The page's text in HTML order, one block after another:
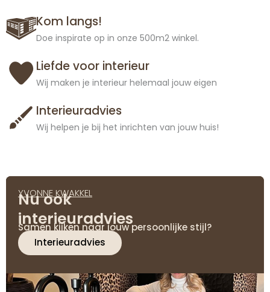
Kom langs!
Doe inspirate op in onze 500m2 winkel.
Liefde voor interieur
Wij maken je interieur helemaal jouw eigen
Interieuradvies
Wij helpen je bij het inrichten van jouw huis!
YVONNE KWAKKEL
Nu ook
interieuradvies
Samen kijken naar jouw persoonlijke stijl?
Interieuradvies